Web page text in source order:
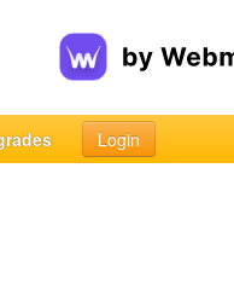
Login